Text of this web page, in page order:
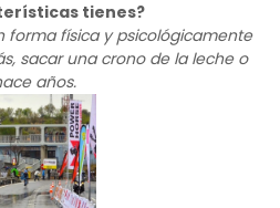
tienes?
forma física y psicológicamente
sacar una crono de la leche o
años.